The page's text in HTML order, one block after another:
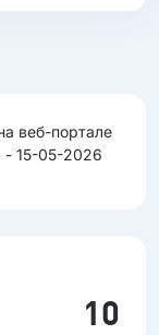
веб-портале
- 15-05-2026
10